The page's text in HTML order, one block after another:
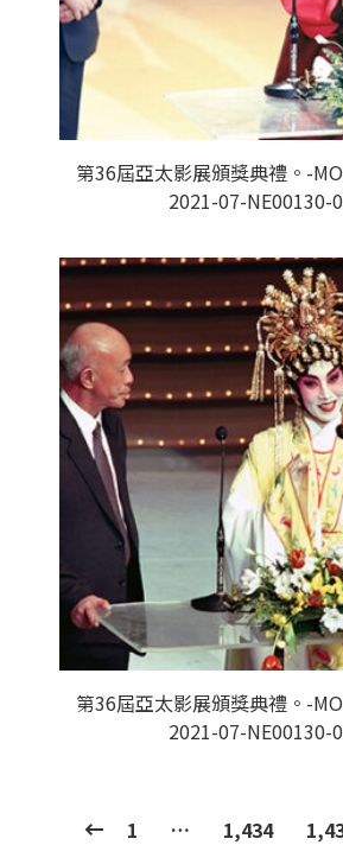
第36屆亞太影展頒獎典禮。-
2021-07-NE00130-
第36屆亞太影展頒獎典禮。-
2021-07-NE00130-
1 … 1,434